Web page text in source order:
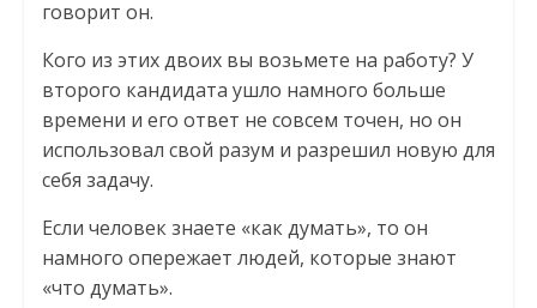
говорит он.
Кого из этих двоих вы возьмете на работу? У
второго кандидата ушло намного больше
времени и его ответ не совсем точен, но он
использовал свой разум и разрешил новую для
себя задачу.
Если человек знаете «как думать», то он
намного опережает людей, которые знают
«что думать».